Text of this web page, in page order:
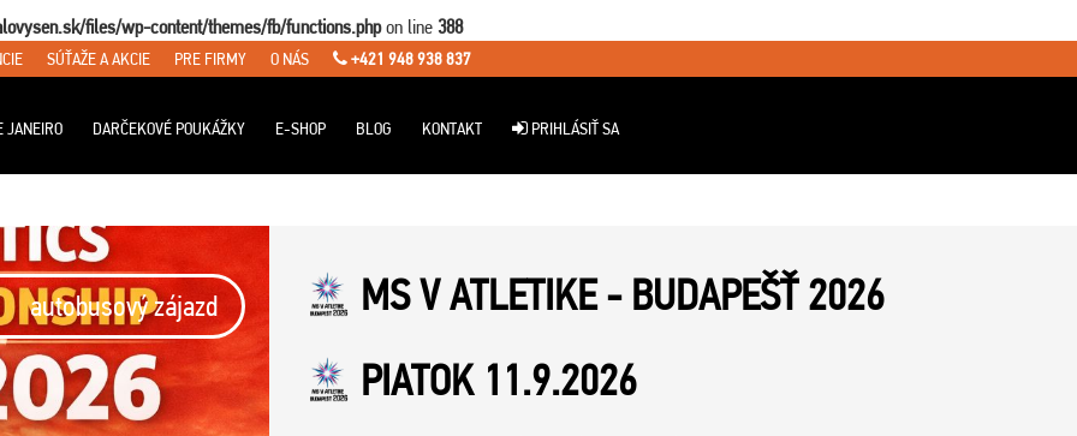
files/wp-content/themes/fb/functions.phpon line 388
SÚŤAŽE A AKCIE PRE FIRMY O NÁS +421 948 938 837
JANEIRO DARČEKOVÉ POUKÁŽKY E-SHOP BLOG KONTAKT PRIHLÁSIŤ SA
files/wp-content/themes/fb/single-travel.phpon line 7
autobusový zájazd
MS V ATLETIKE - BUDAPEŠŤ 2026
PIATOK 11.9.2026